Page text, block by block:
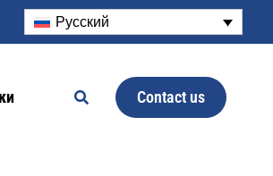
Русский
Contact us